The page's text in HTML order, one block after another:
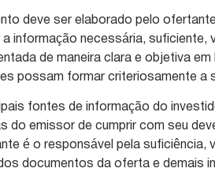
deve ser elaborado pelo
informação necessária, suficiente,
de maneira clara e objetiva em
possam formar criteriosamente a
fontes de informação do
do emissor de cumprir com seu
é o responsável pela suficiência,
documentos da oferta e demais